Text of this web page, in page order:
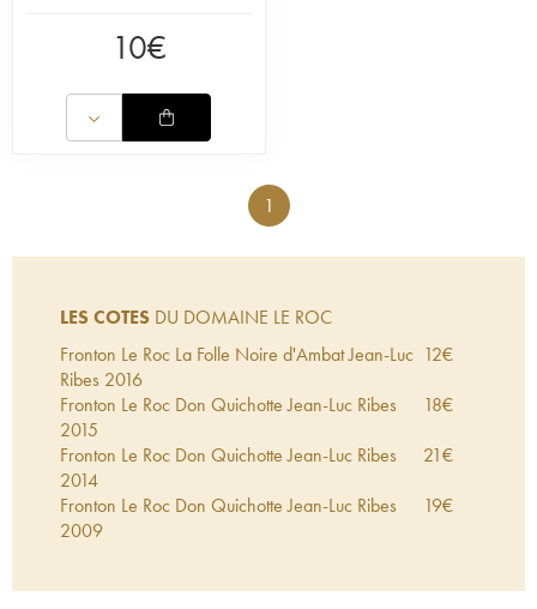
10€
1
LES COTES DU DOMAINE LE ROC
Fronton Le Roc La Folle Noire d'Ambat Jean-Luc
Ribes 2016
12€
Fronton Le Roc Don Quichotte Jean-Luc Ribes
2015
18€
Fronton Le Roc Don Quichotte Jean-Luc Ribes
2014
21€
Fronton Le Roc Don Quichotte Jean-Luc Ribes
2009
19€